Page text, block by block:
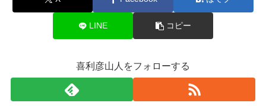
LINE コピー
喜利彦山人をフォローする